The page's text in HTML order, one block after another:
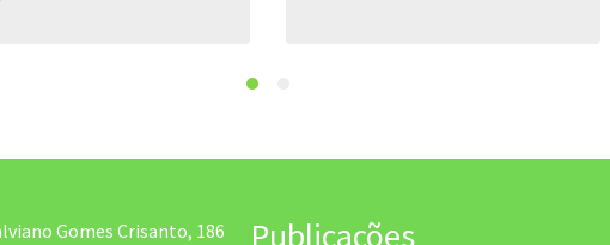
Gomes Crisanto, 186 Publicações